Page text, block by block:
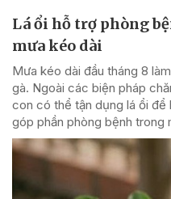
Lá ổi hỗ trợ phòng
mưa kéo dài
Mưa kéo dài đầu tháng 8
gà. Ngoài các biện pháp
con có thể tận dụng lá ổi
góp phần phòng bệnh trong